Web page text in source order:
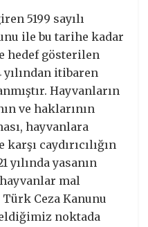
5199 sayılı
ile bu tarihe kadar
hedef gösterilen
itibaren
Hayvanların
ve haklarının
hayvanlara
caydırıcılığın
yılında yasanın
mal
Türk Ceza Kanunu
noktada